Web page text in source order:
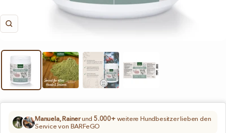
Zoom
Manuela, Rainerund 5.000+weitere Hundbesitzer lieben den
Service von BARFeGO